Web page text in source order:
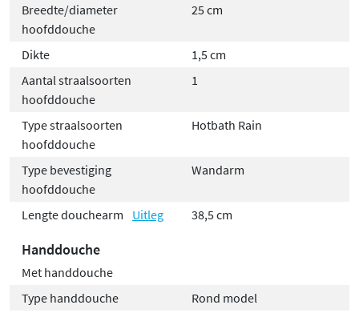
Breedte/diameter
hoofddouche
25 cm
Dikte
1,5 cm
Aantal straalsoorten
hoofddouche
1
Type straalsoorten
hoofddouche
Hotbath Rain
Type bevestiging
hoofddouche
Wandarm
Lengte douchearm Uitleg 38,5 cm
Handdouche
Met handdouche
Type handdouche
Rond model